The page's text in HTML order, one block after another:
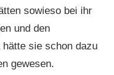
sowieso bei ihr
und den
sie schon dazu
gewesen.